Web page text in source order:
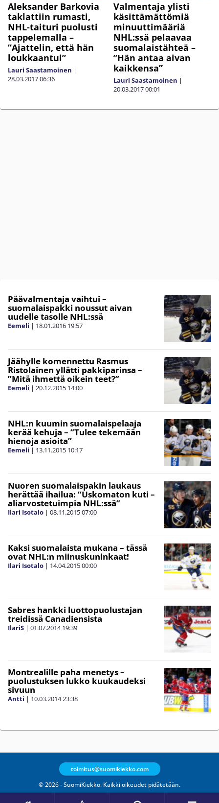
Aleksander Barkovia
taklattiin rumasti,
NHL-taituri puolusti
tappelemalla –
”Ajattelin, että hän
loukkaantui”
Lauri Saastamoinen |
28.03.201706:36
Valmentaja ylisti
käsittämättömiä
minuuttimääriä
NHL:ssä pelaavaa
suomalaistähteä –
”Hän antaa aivan
kaikkensa”
Lauri Saastamoinen |
20.03.201700:01
Päävalmentaja vaihtui –
suomalaispakki noussut aivan
uudelle tasolle NHL:ssä
Eemeli | 18.01.2016 19:57
Jäähylle komennettu Rasmus
Ristolainen yllätti pakkiparinsa –
”Mitä ihmettä oikein teet?”
Eemeli | 20.12.2015 14:00
NHL:n kuumin suomalaispelaaja
kerää kehuja – ”Tulee tekemään
hienoja asioita”
Eemeli | 13.11.2015 10:17
Nuoren suomalaispakin laukaus
herättää ihailua: ”Uskomaton kuti –
aliarvostetuimpia NHL:ssä”
Ilari Isotalo | 08.11.201507:00
Kaksi suomalaista mukana – tässä
ovat NHL:n miinuskuninkaat!
Ilari Isotalo | 14.04.201500:00
Sabres hankki luottopuolustajan
treidissä Canadiensista
IlariS | 01.07.2014 19:39
Montrealille paha menetys –
puolustuksen lukko kuukaudeksi
sivuun
Antti | 10.03.201423:38
© 2026 - SuomiKiekko. Kaikki oikeudet pidätetään.
toimitus@suomikiekko.com